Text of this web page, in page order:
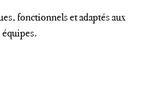
fonctionnels et adaptés aux
équipes.